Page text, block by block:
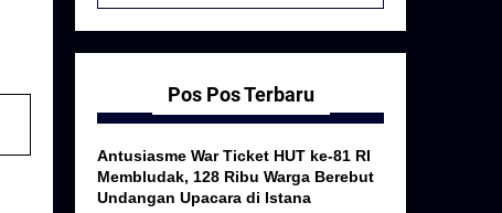
f
r
:
S
A
R
Pos Pos Terbaru
Antusiasme War Ticket HUT ke-81 RI
Membludak, 128 Ribu Warga Berebut
Undangan Upacara di Istana